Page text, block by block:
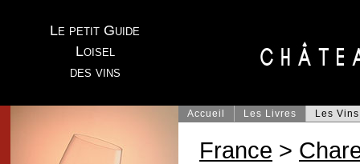
Le petit Guide
Loisel
des vins
Accueil Les Livres Les Vins
France >